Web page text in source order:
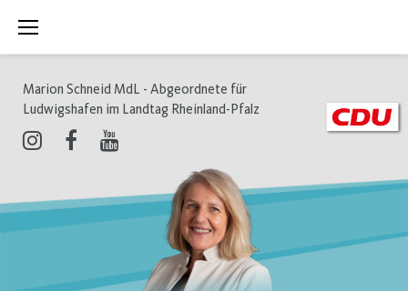
Inhalt
Marion Schneid MdL - Abgeordnete für
Ludwigshafen im Landtag Rheinland-Pfalz